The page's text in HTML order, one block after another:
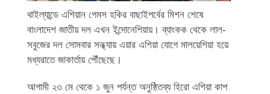
থাইল্যান্ডে এশিয়ান গেমস হকির বাছাইপর্বের মিশন শেষে
বাংলাদেশ জাতীয় দল এখন ইন্দোনেশিয়ায়। ব্যাংকক থেকে লাল-
সবুজের দল সোমবার সন্ধ্যায় এয়ার এশিয়া যোগে মালয়েশিয়া হয়ে
মধ্যরাতে জাকার্তায় পৌঁছেছে।
আগামী ২৩ মে থেকে ১ জুন পর্যন্ত অনুষ্ঠিতব্য হিরো এশিয়া কাপ